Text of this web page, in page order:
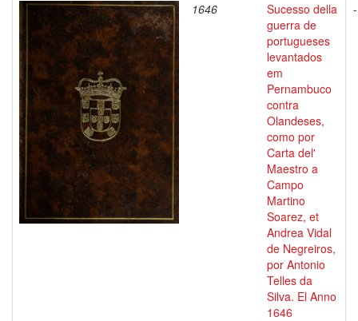
1646
Sucesso della
guerra de
portugueses
levantados
em
Pernambuco
contra
Olandeses,
como por
Carta del'
Maestro a
Campo
Martino
Soarez, et
Andrea Vidal
de Negreiros,
por Antonio
Telles da
Silva. El Anno
1646
-